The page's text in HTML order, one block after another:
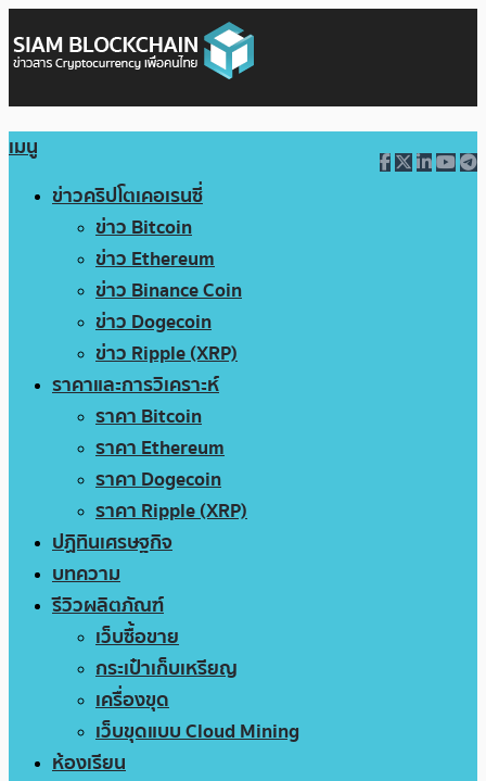
เมนู
ข่าวคริปโตเคอเรนซี่
ข่าว Bitcoin
ข่าว Ethereum
ข่าว Binance Coin
ข่าว Dogecoin
ข่าว Ripple (XRP)
ราคาและการวิเคราะห์
ราคา Bitcoin
ราคา Ethereum
ราคา Dogecoin
ราคา Ripple (XRP)
ปฏิทินเศรษฐกิจ
บทความ
รีวิวผลิตภัณฑ์
เว็บซื้อขาย
กระเป๋าเก็บเหรียญ
เครื่องขุด
เว็บขุดแบบ Cloud Mining
ห้องเรียน